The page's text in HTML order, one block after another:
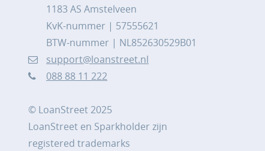
1183 AS Amstelveen
KvK-nummer | 57555621
BTW-nummer | NL852630529B01
support@loanstreet.nl
088 88 11 222
© LoanStreet 2025
LoanStreet en Sparkholder zijn
registered trademarks